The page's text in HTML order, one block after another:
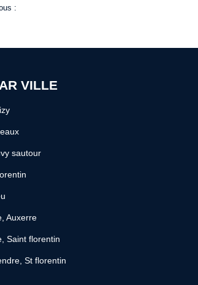
:
VILLE
sautour
Auxerre
Saint florentin
St florentin